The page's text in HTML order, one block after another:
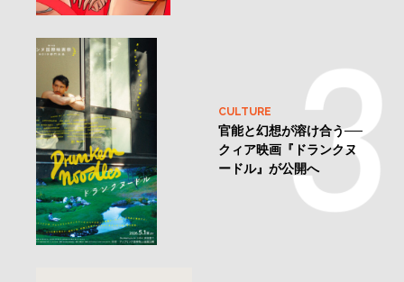
CULTURE
官能と幻想が溶け合う──
クィア映画『ドランクヌ
ードル』が公開へ